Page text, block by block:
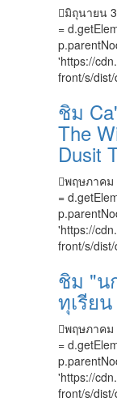
มิถุนายน
=
'https://
front/s/
ชิม
The
Dusit
พฤษภาคม
=
'https://
front/s/
ชิม "น
ทุเรีย
พฤษภาคม
=
'https://
front/s/